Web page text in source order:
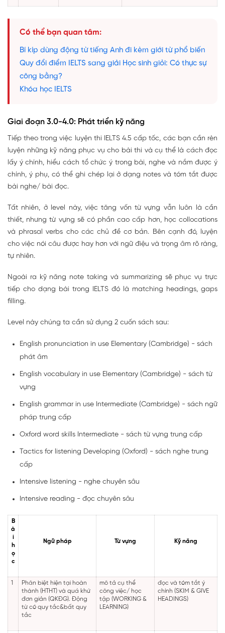
Có thể bạn quan tâm:
Bí kíp dùng động từ tiếng Anh đi kèm giới từ phổ biến
Quy đổi điểm IELTS sang giải Học sinh giỏi: Có thực sự
công bằng?
Khóa học IELTS
Giai đoạn 3.0-4.0: Phát triển kỹ năng
Tiếp theo trong việc luyện thi IELTS 4.5 cấp tốc, các bạn cần rèn
luyện những kỹ năng phục vụ cho bài thi và cụ thể là cách đọc
lấy ý chính, hiểu cách tổ chức ý trong bài, nghe và nắm được ý
chính, ý phụ, có thể ghi chép lại ở dạng notes và tóm tắt được
bài nghe/ bài đọc.
Tất nhiên, ở level này, việc tăng vốn từ vựng vẫn luôn là cần
thiết, nhưng từ vựng sẽ có phần cao cấp hơn, học collocations
và phrasal verbs cho các chủ đề cơ bản. Bên cạnh đó, luyện
cho việc nói câu được hay hơn với ngữ điệu và trọng âm rõ ràng,
tự nhiên.
Ngoài ra kỹ năng note taking và summarizing sẽ phục vụ trực
tiếp cho dạng bài trong IELTS đó là matching headings, gaps
filling.
Level này chúng ta cần sử dụng 2 cuốn sách sau:
English pronunciation in use Elementary (Cambridge) - sách
phát âm
English vocabulary in use Elementary (Cambridge) - sách từ
vựng
English grammar in use Intermediate (Cambridge) - sách ngữ
pháp trung cấp
Oxford word skills Intermediate - sách từ vựng trung cấp
Tactics for listening Developing (Oxford) - sách nghe trung
cấp
Intensive listening - nghe chuyên sâu
Intensive reading - đọc chuyên sâu
B
à
i
h
ọ
c
Ngữ pháp Từ vựng Kỹ năng
1
Phân biệt hiện tại hoàn
thành (HTHT) và quá khứ
đơn giản (QKĐG). Động
từ có quy tắc&bất quy
tắc
mô tả cụ thể
công việc/ học
tập (WORKING &
LEARNING)
đọc và tóm tắt ý
chính (SKIM & GIVE
HEADINGS)